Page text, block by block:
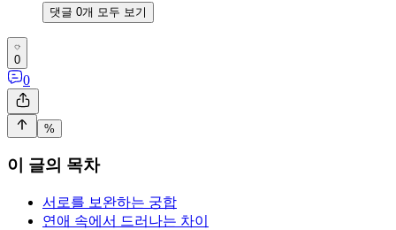
댓글 0개 모두 보기
0
0
%
이 글의 목차
서로를 보완하는 궁합
연애 속에서 드러나는 차이